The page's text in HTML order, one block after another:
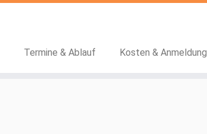
Termine & Ablauf Kosten & Anmeldung